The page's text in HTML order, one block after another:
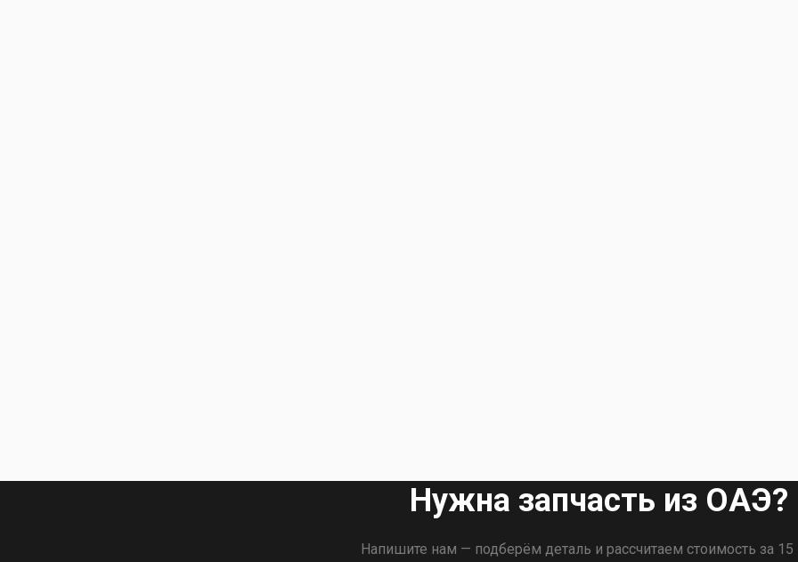
Нужна запчасть из ОАЭ?
Напишите нам — подберём деталь и рассчитаем стоимость за 15